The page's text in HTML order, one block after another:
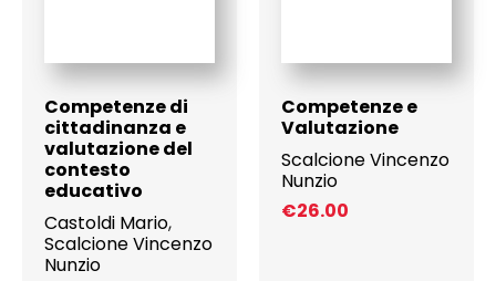
Competenze di
cittadinanza e
valutazione del
contesto
educativo
Castoldi Mario,
Scalcione Vincenzo
Nunzio
Competenze e
Valutazione
Scalcione Vincenzo
Nunzio
€26.00